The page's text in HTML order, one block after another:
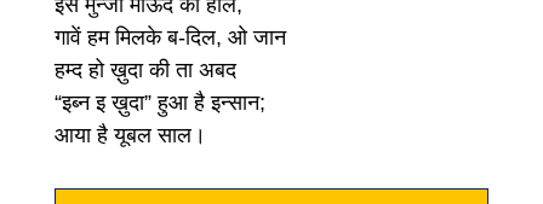
इस मुन्जी मौऊद का हाल,
गावें हम मिलके ब-दिल, ओ जान
हम्द हो ख़ुदा की ता अबद
“इब्न इ ख़ुदा” हुआ है इन्सान;
आया है यूबल साल।